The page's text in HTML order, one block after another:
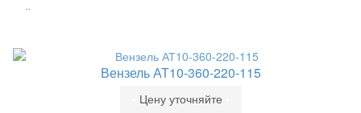
..
Вензель АТ10-360-220-115
Цену уточняйте